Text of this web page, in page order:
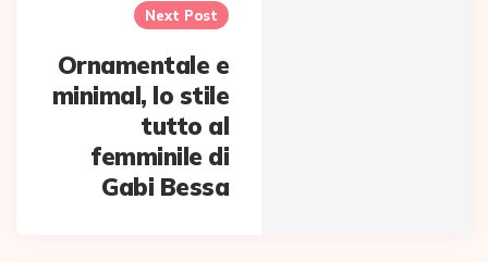
Next Post
Ornamentale e
minimal, lo stile
tutto al
femminile di
Gabi Bessa